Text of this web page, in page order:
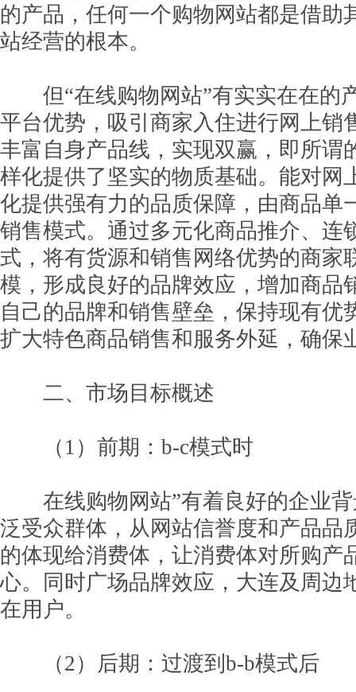
的产品，任何一个购物网站都是借助
站经营的根本。
但“在线购物网站”有实实在在的
平台优势，吸引商家入住进行网上销
丰富自身产品线，实现双赢，即所谓
样化提供了坚实的物质基础。能对网
化提供强有力的品质保障，由商品单
销售模式。通过多元化商品推介、连
式，将有货源和销售网络优势的商家
模，形成良好的品牌效应，增加商品
自己的品牌和销售壁垒，保持现有优
扩大特色商品销售和服务外延，确保
二、市场目标概述
（1）前期：b-c模式时
在线购物网站”有着良好的企业背
泛受众群体，从网站信誉度和产品品
的体现给消费体，让消费体对所购产
心。同时广场品牌效应，大连及周边
在用户。
（2）后期：过渡到b-b模式后